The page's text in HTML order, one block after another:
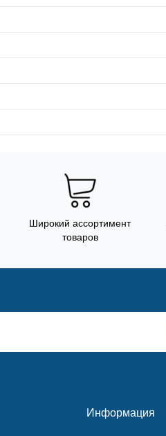
Широкий ассортимент
товаров
Информация